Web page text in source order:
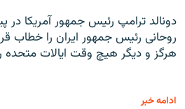
دونالد ترامپ رئیس جمهور آمریکا در
روحانی رئیس جمهور ایران را خطاب
هرگز و دیگر هیچ وقت ایالات متحده
ادامه خبر